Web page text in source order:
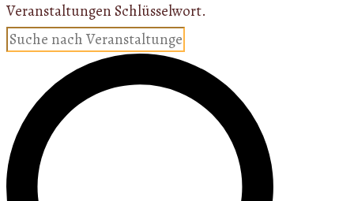
Veranstaltungen Schlüsselwort.